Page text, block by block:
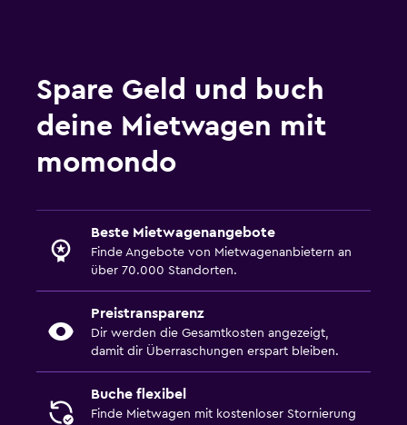
Spare Geld und buch
deine Mietwagen mit
momondo
Beste Mietwagenangebote
Finde Angebote von Mietwagenanbietern an
über 70.000 Standorten.
Preistransparenz
Dir werden die Gesamtkosten angezeigt,
damit dir Überraschungen erspart bleiben.
Buche flexibel
Finde Mietwagen mit kostenloser Stornierung